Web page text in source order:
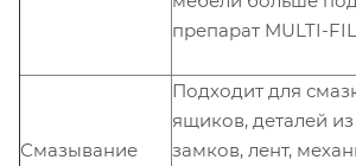
препарат MULTI-
Смазывание
Подходит для
ящиков, деталей
замков, лент,